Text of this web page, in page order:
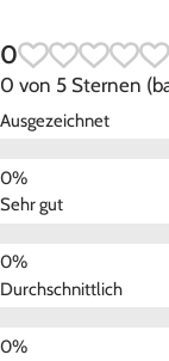
0
0 von 5 Sternen
Ausgezeichnet
Sehr gut
Durchschnittlich